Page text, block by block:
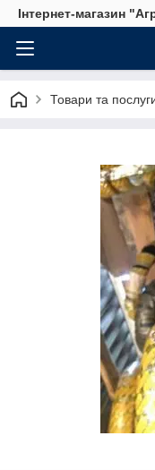
Інтернет-магазин
Товари та